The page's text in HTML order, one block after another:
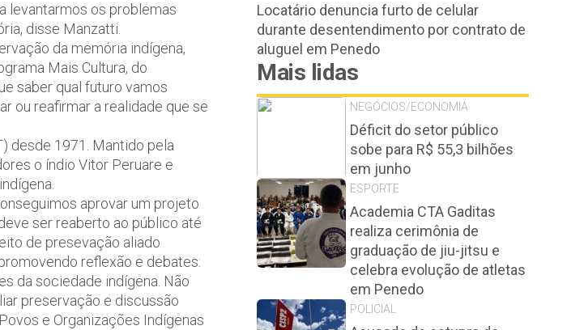
levantarmos os problemas
disse Manzatti.
da memória indígena,
Mais Cultura, do
saber qual futuro vamos
ou reafirmar a realidade que se
desde 1971. Mantido pela
o índio Vitor Peruare e
aprovar um projeto
ser reaberto ao público até
de presevação aliado
reflexão e debates:
da sociedade indígena. Não
preservação e discussão
e Organizações Indígenas
Locatário denuncia furto de celular
durante desentendimento por contrato de
aluguel em Penedo
Mais lidas
NEGÓCIOS/ECONOMIA
Déficit do setor público
sobe para R$ 55,3 bilhões
em junho
ESPORTE
Academia CTA Gaditas
realiza cerimônia de
graduação de jiu-jitsu e
celebra evolução de atletas
em Penedo
POLICIAL